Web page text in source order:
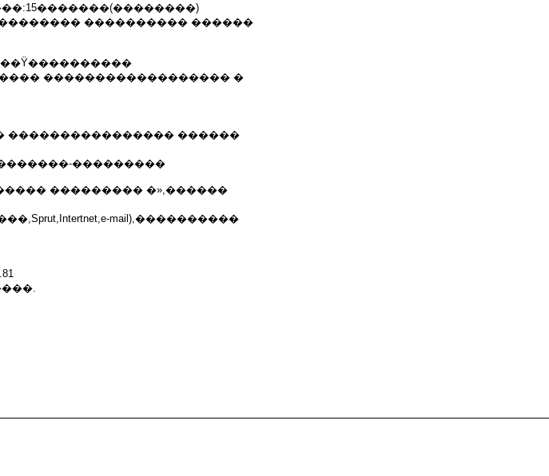
���������� ������
��Ϋ����������
������������������ �
���������������� ������
���������
��������� �»,������
mail),����������